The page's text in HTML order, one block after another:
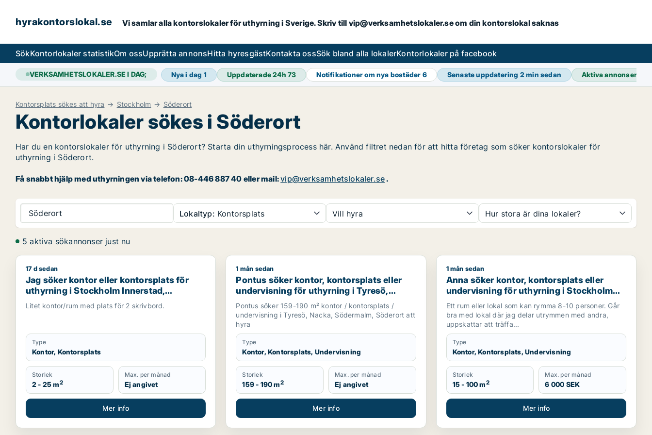
hyrakontorslokal.se Vi samlar alla kontorslokaler för uthyrning i Sverige. Skriv till vip@verksamhetslokaler.se om din kontorslokal saknas
SökKontorlokaler statistikOm ossUpprätta annonsHitta hyresgästKontakta ossSök bland alla lokalerKontorlokaler på facebook
VERKSAMHETSLOKALER.SE I DAG; Nya i dag 1 Uppdaterade 24h73 Notifikationer om nya bostäder 6 Senaste uppdatering 2 min sedan Aktiva annonser
Kontorsplats sökes att hyra Stockholm Söderort
Kontorlokaler sökes i Söderort
Har du en kontorslokaler för uthyrning i Söderort? Starta din uthyrningsprocess här. Använd filtret nedan för att hitta företag som söker kontorslokaler för
uthyrning i Söderort.
Få snabbt hjälp med uthyrningen via telefon: 08-446 887 40 eller mail:vip@verksamhetslokaler.se.
Söderort Lokaltyp: Kontorsplats Vill hyra Hur stora är dina lokaler?
5 aktiva sökannonser just nu
Jag söker kontor eller kontorsplats för uthyrning i Stockholm Innerstad, Kungsholmen eller Vasastan m.fl.
17 d sedan
Jag söker kontor eller kontorsplats för
uthyrning i Stockholm Innerstad,
Kungsholmen eller Vasastan m.fl.
Litet kontor/rum med plats för 2 skrivbord.
Type
Kontor, Kontorsplats
Storlek
2 - 25 m2
Max. per månad
Ej angivet
Mer info
Pontus söker kontor, kontorsplats eller undervisning för uthyrning i Tyresö, Nacka eller Södermalm m.fl.
1 mån sedan
Pontus söker kontor, kontorsplats eller
undervisning för uthyrning i Tyresö,
Nacka eller Södermalm m.fl.
Pontus söker 159-190 m² kontor / kontorsplats /
undervisning i Tyresö, Nacka, Södermalm, Söderort att
hyra
Type
Kontor, Kontorsplats, Undervisning
Storlek
159 - 190 m2
Max. per månad
Ej angivet
Mer info
Anna söker kontor, kontorsplats eller undervisning
1 mån sedan
Anna söker kontor, kontorsplats eller
undervisning för uthyrning i Stockholm
Innerstad, Kungsholmen eller Vasastan
m.fl.
Ett rum eller lokal som kan rymma 8-10 personer. Går
bra med lokal där jag delar utrymmen med andra,
uppskattar att träffa...
Type
Kontor, Kontorsplats, Undervisning
Storlek
15 - 100 m2
Max. per månad
6 000 SEK
Mer info